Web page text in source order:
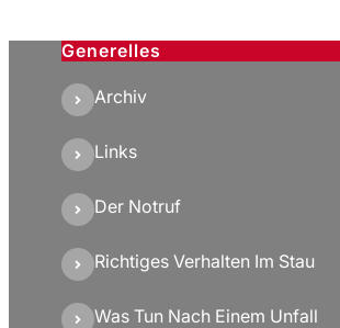
Generelles
Archiv
Links
Der Notruf
Richtiges Verhalten Im Stau
Was Tun Nach Einem Unfall